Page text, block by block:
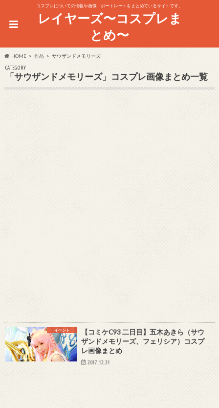
コスプレについての情報や画像・ポートレートをまとめているサイトです。
レイヤーズ〜コスプレま
とめ〜
HOME 作品 サウザンドメモリーズ
CATEGORY
「サウザンドメモリーズ」コスプレ画像まとめ一覧
イベント
【コミケC93 二日目】五木あきら（サウ
ザンドメモリーズ、フェリシア）コスプ
レ画像まとめ
2017.12.31